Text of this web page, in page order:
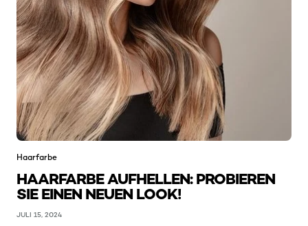
Haarfarbe
HAARFARBE AUFHELLEN: PROBIEREN
SIE EINEN NEUEN LOOK!
JULI 15, 2024